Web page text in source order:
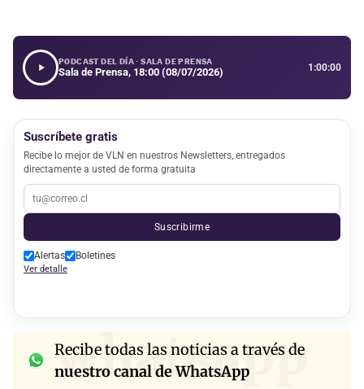
PODCAST DEL DÍA · SALA DE PRENSA
Sala de Prensa, 18:00 (08/07/2026) 1:00:00
Suscríbete gratis
Recibe lo mejor de VLN en nuestros Newsletters, entregados
directamente a usted de forma gratuita
Suscribirme
Alertas Boletines
Ver detalle
whatsapp
Recibe todas las noticias a través de
nuestro canal de WhatsApp